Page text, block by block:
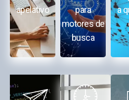
apelativo
para
motores de
busca
a